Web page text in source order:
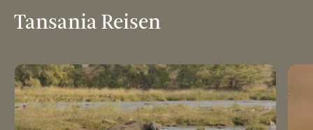
Tansania Reisen